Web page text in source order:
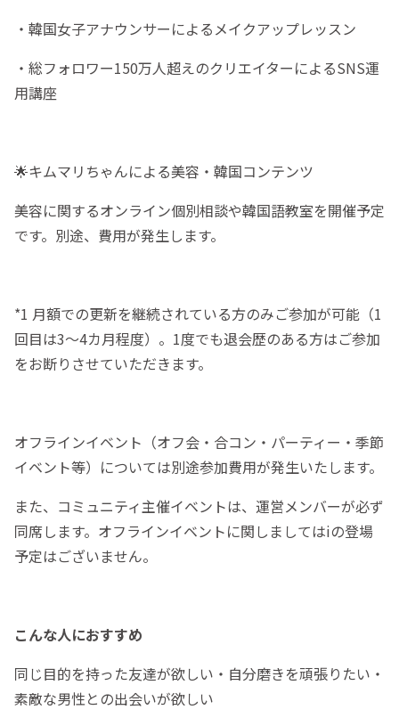
・韓国女子アナウンサーによるメイクアップレッスン
・総フォロワー150万人超えのクリエイターによるSNS運
用講座
🌟キムマリちゃんによる美容・韓国コンテンツ
美容に関するオンライン個別相談や韓国語教室を開催予定
です。別途、費用が発生します。
*1 月額での更新を継続されている方のみご参加が可能（1
回目は3〜4カ月程度）。1度でも退会歴のある方はご参加
をお断りさせていただきます。
オフラインイベント（オフ会・合コン・パーティー・季節
イベント等）については別途参加費用が発生いたします。
また、コミュニティ主催イベントは、運営メンバーが必ず
同席します。オフラインイベントに関しましてはiの登場
予定はございません。
こんな人におすすめ
同じ目的を持った友達が欲しい・自分磨きを頑張りたい・
素敵な男性との出会いが欲しい